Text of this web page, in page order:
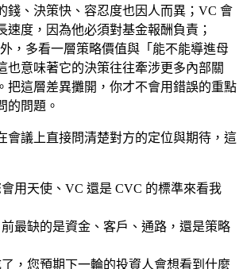
、決策快、容忍度也因人而異；VC 會
速度，因為他必須對基金報酬負責；
，多看一層策略價值與「能不能導進母
也意味著它的決策往往牽涉更多內部關
把這層差異攤開，你才不會用錯誤的重點
的問題。
會議上直接問清楚對方的定位與期待，這
用天使、VC 還是 CVC 的標準來看我
最缺的是資金、客戶、通路，還是策略
，您預期下一輪的投資人會想看到什麼